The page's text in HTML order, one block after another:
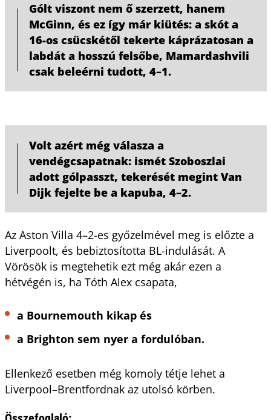
Gólt viszont nem ő szerzett, hanem
McGinn, és ez így már kiütés: a skót a
16-os csücskétől tekerte káprázatosan a
labdát a hosszú felsőbe, Mamardashvili
csak beleérni tudott, 4–1.
Volt azért még válasza a
vendégcsapatnak: ismét Szoboszlai
adott gólpasszt, tekerését megint Van
Dijk fejelte be a kapuba, 4–2.
Az Aston Villa 4–2-es győzelmével meg is előzte a
Liverpoolt, és bebiztosította BL-indulását. A
Vörösök is megtehetik ezt még akár ezen a
hétvégén is, ha Tóth Alex csapata,
a Bournemouth kikap és
a Brighton sem nyer a fordulóban.
Ellenkező esetben még komoly tétje lehet a
Liverpool–Brentfordnak az utolsó körben.